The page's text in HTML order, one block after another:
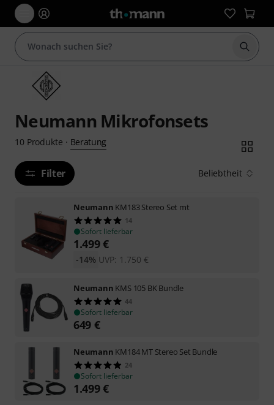
Suche
Neumann Mikrofonsets
10 Produkte · Beratung
Filter Beliebtheit
Neumann KM183 Stereo Set mt
14
Sofort lieferbar
1.499€
UVP: 1.750 €
-14%
Neumann KMS 105 BK Bundle
44
Sofort lieferbar
649 €
Neumann KM184 MT Stereo Set Bundle
24
Sofort lieferbar
1.499€